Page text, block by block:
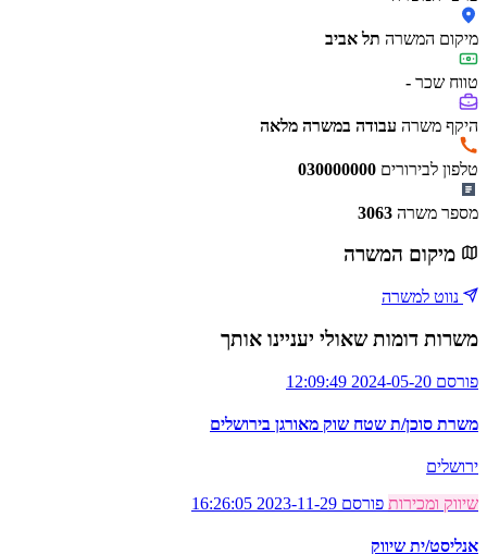
מיקום המשרה תל אביב
טווח שכר -
היקף משרה עבודה במשרה מלאה
טלפון לבירורים 030000000
מספר משרה 3063
מיקום המשרה
נווט למשרה
משרות דומות שאולי יעניינו אותך
פורסם 2024-05-20 12:09:49
משרת סוכן/ת שטח שוק מאורגן בירושלים
ירושלים
שיווק ומכירות פורסם 2023-11-29 16:26:05
אנליסט/ית שיווק